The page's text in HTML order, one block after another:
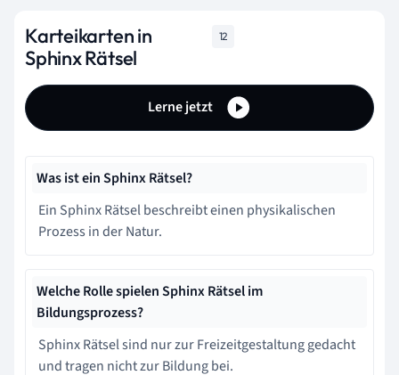
Karteikarten in
Sphinx Rätsel
12
Lerne jetzt
Was ist ein Sphinx Rätsel?
Ein Sphinx Rätsel beschreibt einen physikalischen
Prozess in der Natur.
Welche Rolle spielen Sphinx Rätsel im
Bildungsprozess?
Sphinx Rätsel sind nur zur Freizeitgestaltung gedacht
und tragen nicht zur Bildung bei.